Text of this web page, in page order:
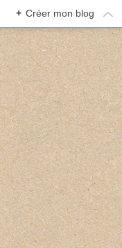
+ Créer mon blog